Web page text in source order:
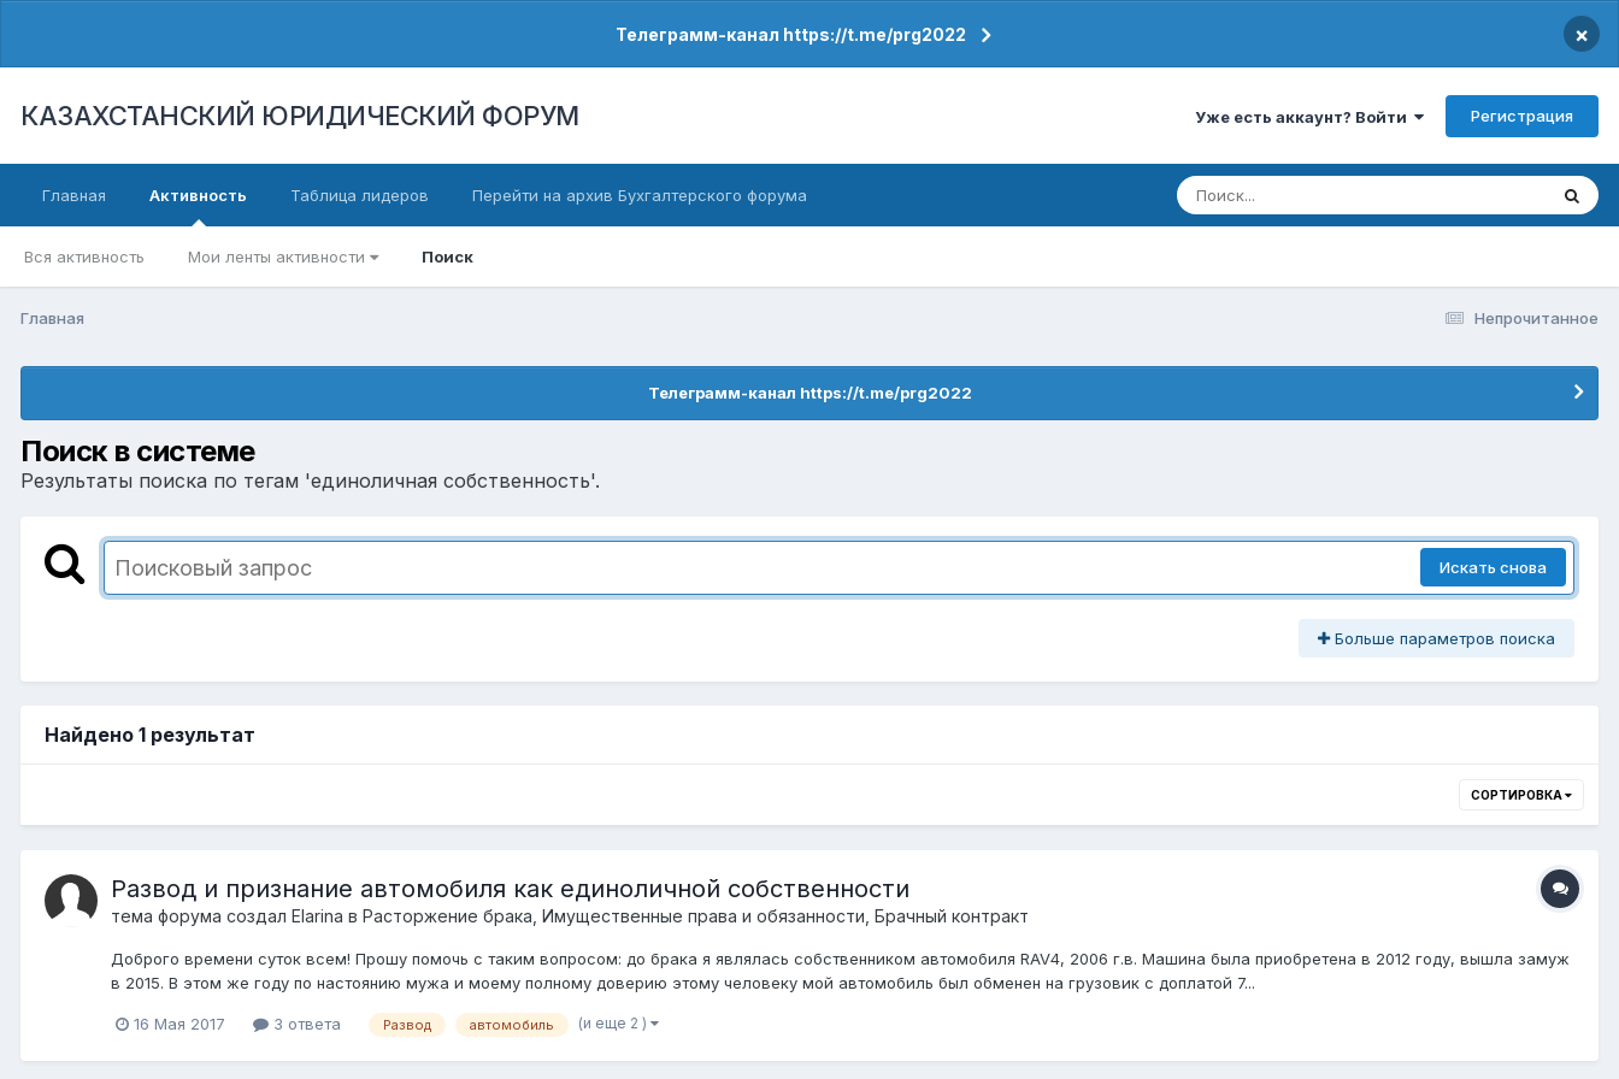
Телеграмм-канал https://t.me/prg2022 ×
КАЗАХСТАНСКИЙ ЮРИДИЧЕСКИЙ ФОРУМ Уже есть аккаунт? Войти Регистрация
Главная Активность
Вся активность Мои ленты активности Поиск
Таблица лидеров Перейти на архив Бухгалтерского форума
Непрочитанное
Главная
Телеграмм-канал https://t.me/prg2022
Поиск в системе
Результаты поиска по тегам 'единоличная собственность'.
Искать снова
Больше параметров поиска
Найдено 1 результат
СОРТИРОВКА
Развод и признание автомобиля как единоличной собственности
тема форума создал Elarina в Расторжение брака, Имущественные права и обязанности, Брачный контракт
Доброго времени суток всем! Прошу помочь с таким вопросом: до брака я являлась собственником автомобиля RAV4, 2006 г.в. Машина была приобретена в 2012 году, вышла замуж
в 2015. В этом же году по настоянию мужа и моему полному доверию этому человеку мой автомобиль был обменен на грузовик с доплатой 7...
16 Мая 2017 3 ответа Развод автомобиль (и еще 2 )